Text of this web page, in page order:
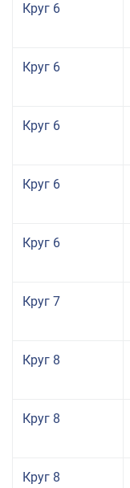
Круг 6
Круг 6
Круг 6
Круг 6
Круг 6
Круг 7
Круг 8
Круг 8
Круг 8